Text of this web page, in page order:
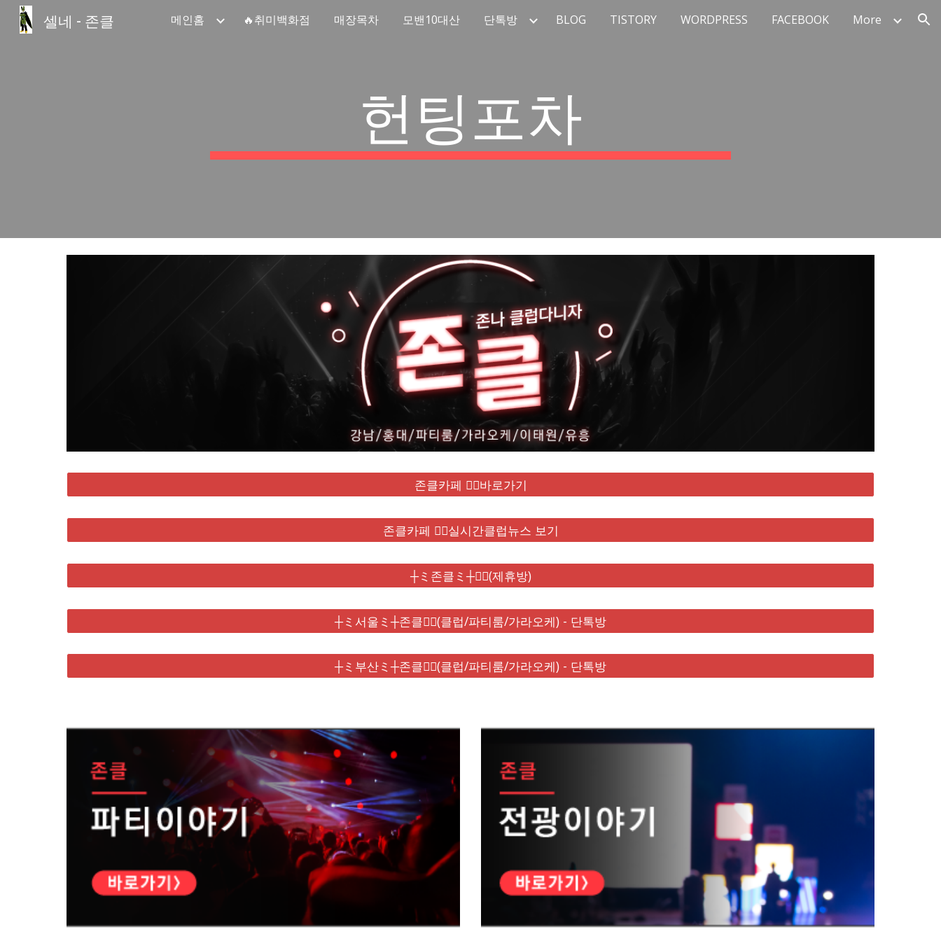
Skip to main content Skip to navigation
셀네 - 존클 메인홈 🔥취미백화점 매장목차 모밴10대산 단톡방 BLOG TISTORY WORDPRESS FACEBOOK More
헌팅포차
존클카페 ❤️‍🔥바로가기
존클카페 ❤️‍🔥실시간클럽뉴스 보기
┼ミ존클ミ┼❤️‍🔥(제휴방)
┼ミ서울ミ┼존클❤️‍🔥(클럽/파티룸/가라오케) - 단톡방
┼ミ부산ミ┼존클❤️‍🔥(클럽/파티룸/가라오케) - 단톡방